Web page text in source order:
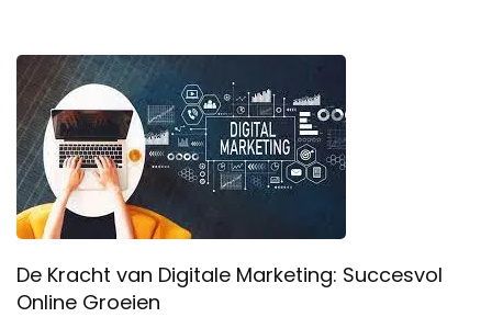
De Kracht van Digitale Marketing: Succesvol
Online Groeien